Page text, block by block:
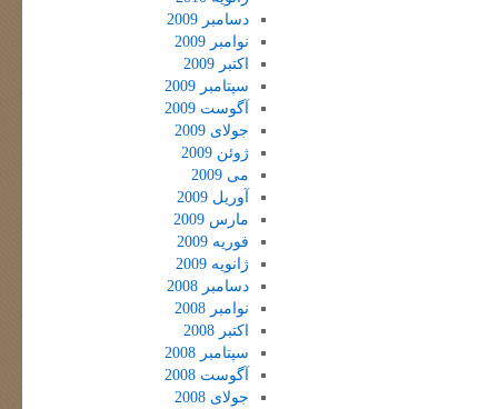
دسامبر 2009
نوامبر 2009
اکتبر 2009
سپتامبر 2009
آگوست 2009
جولای 2009
ژوئن 2009
می 2009
آوریل 2009
مارس 2009
فوریه 2009
ژانویه 2009
دسامبر 2008
نوامبر 2008
اکتبر 2008
سپتامبر 2008
آگوست 2008
جولای 2008